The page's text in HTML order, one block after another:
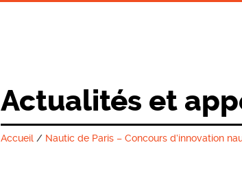
Actualités et
Accueil / Nautic de Paris – Concours d’innovation